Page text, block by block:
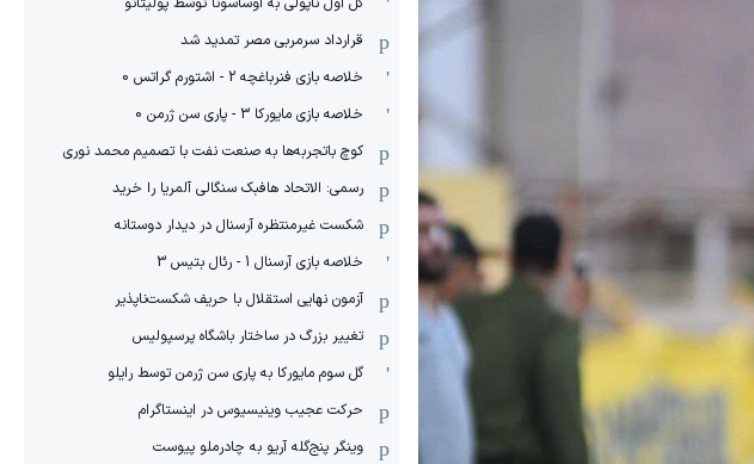
قرارداد سرمربی مصر تمدید شد
خلاصه بازی فنرباغچه 2 - اشتورم گراتس 0
خلاصه بازی مایورکا 3 - پاری سن ژرمن 0
کوچ باتجربه‌ها به صنعت نفت با تصمیم محمد نوری
رسمی: الاتحاد هافبک سنگالی آلمریا را خرید
شکست غیرمنتظره آرسنال در دیدار دوستانه
خلاصه بازی آرسنال 1 - رئال بتیس 3
آزمون نهایی استقلال با حریف شکست‌ناپذیر
تغییر بزرگ در ساختار باشگاه پرسپولیس
گل سوم مایورکا به پاری سن ژرمن توسط رایلو
حرکت عجیب وینیسیوس در اینستاگرام
وینگر پنج‌گله آریو به چادرملو پیوست